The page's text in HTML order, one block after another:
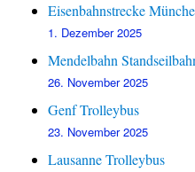
Eisenbahnstrecke
1. Dezember 2025
Mendelbahn
26. November 2025
Genf Trolleybus
23. November 2025
Lausanne Trolleybus